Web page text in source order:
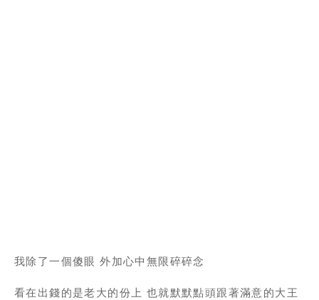
我除了一個傻眼 外加心中無限碎碎念
看在出錢的是老大的份上 也就默默點頭跟著滿意的大王